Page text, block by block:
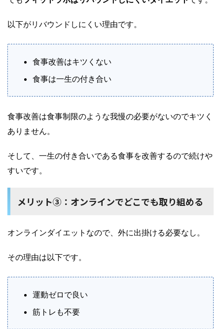
以下がリバウンドしにくい理由です。
食事改善はキツくない
食事は一生の付き合い
食事改善は食事制限のような我慢の必要がないのでキツく
ありません。
そして、一生の付き合いである食事を改善するので続けや
すいです。
メリット③：オンラインでどこでも取り組める
オンラインダイエットなので、外に出掛ける必要なし。
その理由は以下です。
運動ゼロで良い
筋トレも不要